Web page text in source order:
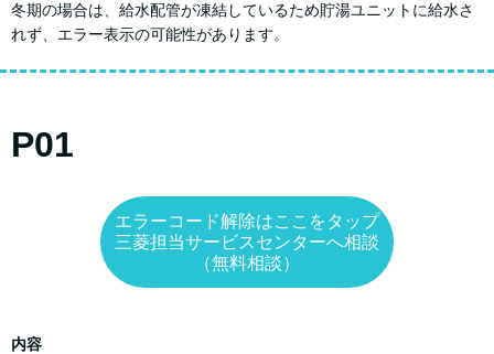
冬期の場合は、給水配管が凍結しているため貯湯ユニットに給水さ
れず、エラー表示の可能性があります。
P01
エラーコード解除はここをタップ
三菱担当サービスセンターへ相談
（無料相談）
内容